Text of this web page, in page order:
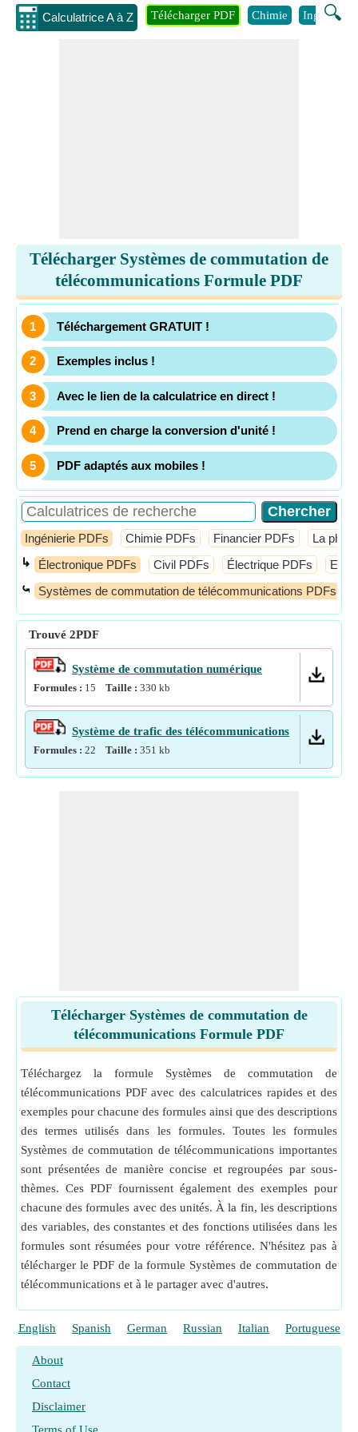
Calculatrice A à Z 🔍
Télécharger PDF Chimie Ingénierie
Télécharger Systèmes de commutation de
télécommunications Formule PDF
Téléchargement GRATUIT !
Exemples inclus !
Avec le lien de la calculatrice en direct !
Prend en charge la conversion d'unité !
PDF adaptés aux mobiles !
Ingénierie PDFs Chimie PDFs Financier PDFs La
↳ Électronique PDFs Civil PDFs Électrique PDFs
⤿ Systèmes de commutation de télécommunications PDFs
Trouvé 2PDF
Système de commutation numérique
Formules : 15 Taille : 330 kb
Système de trafic des télécommunications
Formules : 22 Taille : 351 kb
Télécharger Systèmes de commutation de
télécommunications Formule PDF
Téléchargez la formule Systèmes de commutation de
télécommunications PDF avec des calculatrices rapides et des
exemples pour chacune des formules ainsi que des descriptions
des termes utilisés dans les formules. Toutes les formules
Systèmes de commutation de télécommunications importantes
sont présentées de manière concise et regroupées par sous-
thèmes. Ces PDF fournissent également des exemples pour
chacune des formules avec des unités. À la fin, les descriptions
des variables, des constantes et des fonctions utilisées dans les
formules sont résumées pour votre référence. N'hésitez pas à
télécharger le PDF de la formule Systèmes de commutation de
télécommunications et à le partager avec d'autres.
English Spanish German Russian Italian Portuguese
About
Contact
Disclaimer